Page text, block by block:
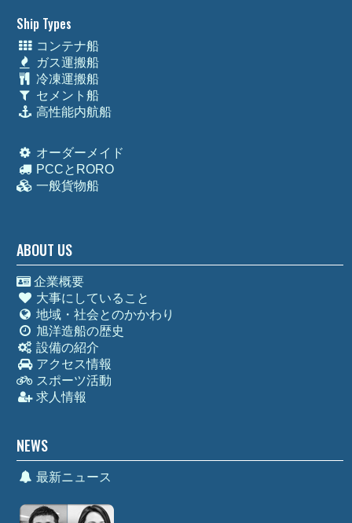
Ship Types
コンテナ船
ガス運搬船
冷凍運搬船
セメント船
高性能内航船
オーダーメイド
PCCとRORO
一般貨物船
ABOUT US
企業概要
大事にしていること
地域・社会とのかかわり
旭洋造船の歴史
設備の紹介
アクセス情報
スポーツ活動
求人情報
NEWS
最新ニュース